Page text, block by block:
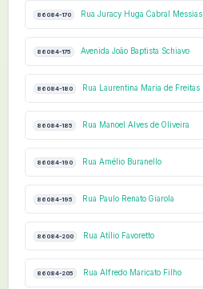
86084-170 Rua Juracy Huga Cabral Messias
86084-175 Avenida João Baptista Schiavo
86084-180 Rua Laurentina Maria de Freitas
86084-185 Rua Manoel Alves de Oliveira
86084-190 Rua Amélio Buranello
86084-195 Rua Paulo Renato Giarola
86084-200 Rua Atílio Favoretto
86084-205 Rua Alfredo Maricato Filho